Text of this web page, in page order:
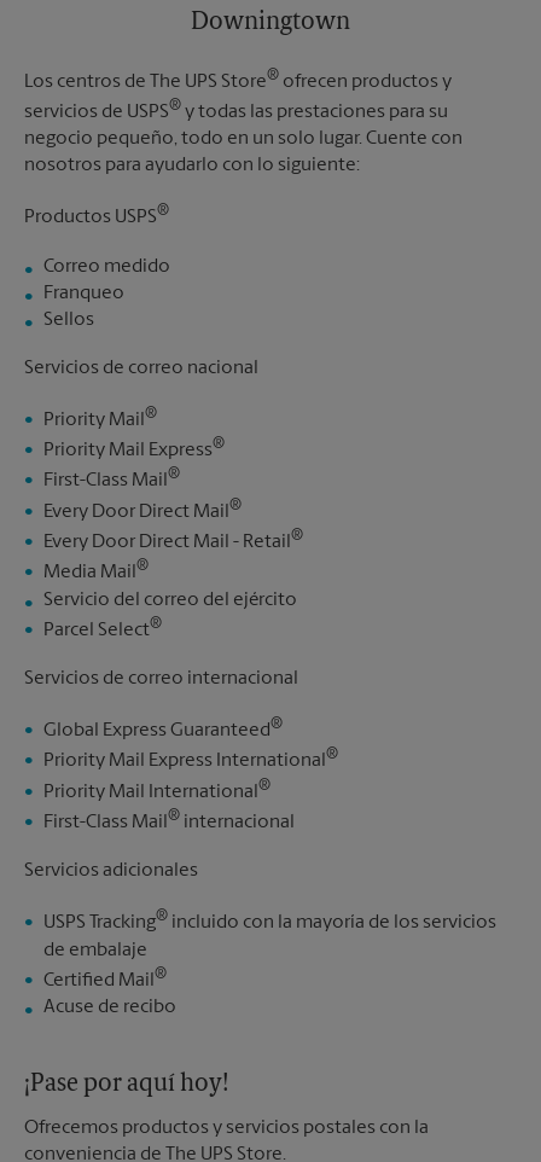
Downingtown
Los centros de The UPS Store® ofrecen productos y
servicios de USPS® y todas las prestaciones para su
negocio pequeño, todo en un solo lugar. Cuente con
nosotros para ayudarlo con lo siguiente:
Productos USPS®
Correo medido
Franqueo
Sellos
Servicios de correo nacional
Priority Mail ®
Priority Mail Express®
First-Class Mail®
Every Door Direct Mail ®
Every Door Direct Mail - Retail®
Media Mail®
Servicio del correo del ejército
Parcel Select®
Servicios de correo internacional
Global Express Guaranteed®
Priority Mail Express International®
Priority Mail International ®
First-Class Mail® internacional
Servicios adicionales
USPS Tracking® incluido con la mayoría de los servicios
de embalaje
Certified Mail ®
Acuse de recibo
¡Pase por aquí hoy!
Ofrecemos productos y servicios postales con la
conveniencia de The UPS Store.